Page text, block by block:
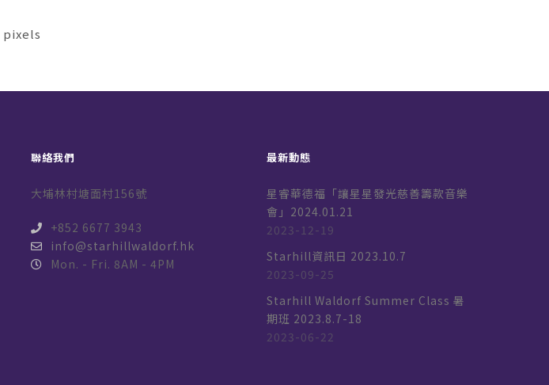
pixels
聯絡我們
大埔林村塘面村156號
+852 6677 3943
info@starhillwaldorf.hk
Mon. - Fri. 8AM - 4PM
最新動態
星睿華德福「讓星星發光慈善籌款音樂
會」2024.01.21
2023-12-19
Starhill資訊日 2023.10.7
2023-09-25
Starhill Waldorf Summer Class 暑
期班 2023.8.7-18
2023-06-22